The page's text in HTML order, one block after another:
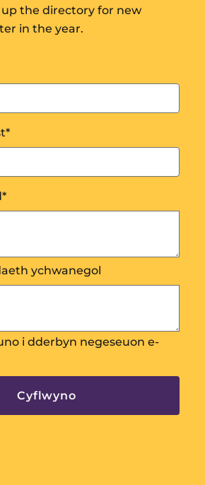
the directory for new
in the year.
*
*
ychwanegol
i dderbyn negeseuon e-